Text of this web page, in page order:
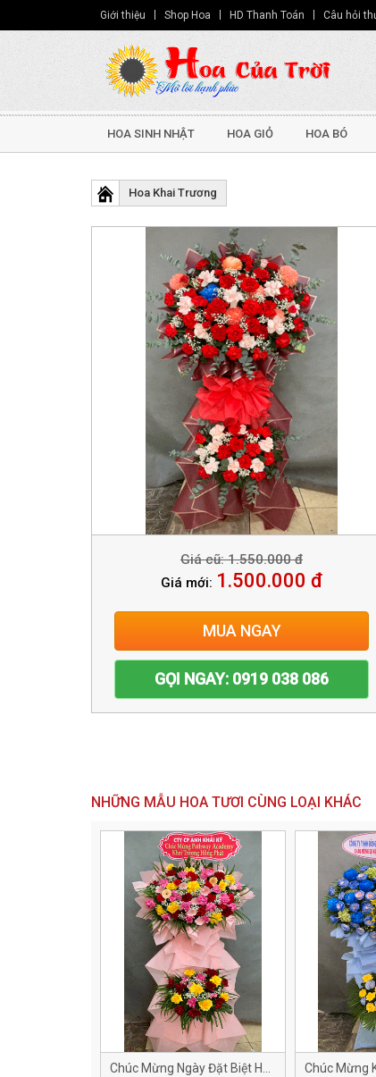
Giới thiệu Shop Hoa HD Thanh Toán Câu hỏi
HOA SINH NHẬT HOA GIỎ HOA BÓ
Hoa Khai Trương
Giá cũ: 1.550.000 đ
Giá mới: 1.500.000 đ
MUA NGAY
GỌI NGAY: 0919 038 086
NHỮNG MẪU HOA TƯƠI CÙNG LOẠI KHÁC